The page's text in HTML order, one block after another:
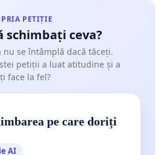
PETIȚIE
schimbați ceva?
nu se întâmplă dacă tăceți.
petiții a luat atitudine și a
face la fel?
pe care doriți
AI